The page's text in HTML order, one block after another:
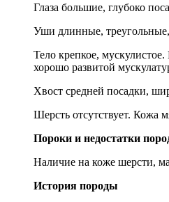
Глаза большие, глубоко
Уши длинные,
Тело крепкое,
хорошо развитой
Хвост средней посадки,
Шерсть отсутствует. Кожа
Пороки и недостатки
Наличие на коже шерсти,
История породы